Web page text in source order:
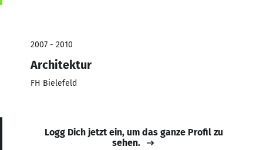
2007 - 2010
Architektur
FH Bielefeld
Logg Dich jetzt ein, um das ganze Profil zu
sehen.